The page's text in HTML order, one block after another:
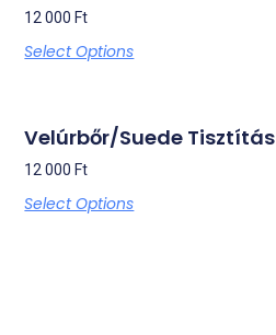
12 000 Ft
Select Options
Velúrbőr/Suede Tisztítás
12 000 Ft
Select Options